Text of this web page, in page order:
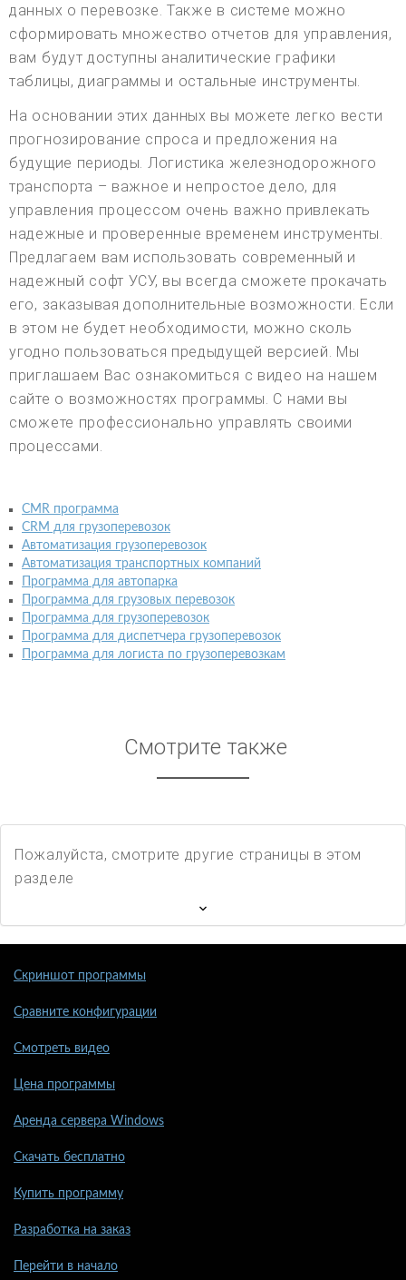
данных о перевозке. Также в системе можно
сформировать множество отчетов для управления,
вам будут доступны аналитические графики
таблицы, диаграммы и остальные инструменты.
На основании этих данных вы можете легко вести
прогнозирование спроса и предложения на
будущие периоды. Логистика железнодорожного
транспорта – важное и непростое дело, для
управления процессом очень важно привлекать
надежные и проверенные временем инструменты.
Предлагаем вам использовать современный и
надежный софт УСУ, вы всегда сможете прокачать
его, заказывая дополнительные возможности. Если
в этом не будет необходимости, можно сколь
угодно пользоваться предыдущей версией. Мы
приглашаем Вас ознакомиться с видео на нашем
сайте о возможностях программы. С нами вы
сможете профессионально управлять своими
процессами.
CMR программа
CRM для грузоперевозок
Автоматизация грузоперевозок
Автоматизация транспортных компаний
Программа для автопарка
Программа для грузовых перевозок
Программа для грузоперевозок
Программа для диспетчера грузоперевозок
Программа для логиста по грузоперевозкам
Смотрите также
Пожалуйста, смотрите другие страницы в этом
разделе
Скриншот программы
Сравните конфигурации
Смотреть видео
Цена программы
Аренда сервера Windows
Скачать бесплатно
Купить программу
Разработка на заказ
Перейти в начало